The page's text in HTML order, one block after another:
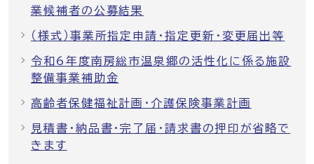
業候補者の公募結果
（様式）事業所指定申請・指定更新・変更届出等
令和6年度南房総市温泉郷の活性化に係る施設
整備事業補助金
高齢者保健福祉計画・介護保険事業計画
見積書・納品書・完了届・請求書の押印が省略で
きます